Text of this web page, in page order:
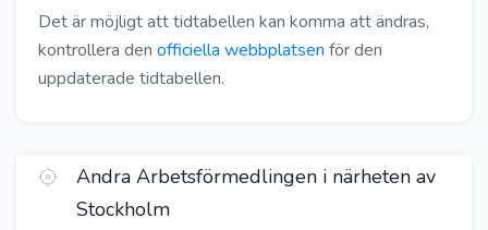
Det är möjligt att tidtabellen kan komma att ändras,
kontrollera den officiella webbplatsen för den
uppdaterade tidtabellen.
Andra Arbetsförmedlingen i närheten av
Stockholm